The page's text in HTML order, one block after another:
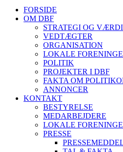
FORSIDE
OM DBF
STRATEGI OG
VEDTÆGTER
ORGANISATION
LOKALE
POLITIK
PROJEKTER I DBF
FAKTA OM
ANNONCER
KONTAKT
BESTYRELSE
MEDARBEJDERE
LOKALE
PRESSE